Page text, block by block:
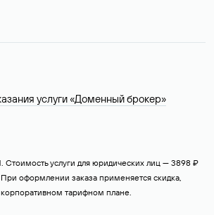
услуги «Доменный брокер»
услуги для юридических лиц — 3898 ₽
оформлении заказа применяется скидка,
тарифном плане.